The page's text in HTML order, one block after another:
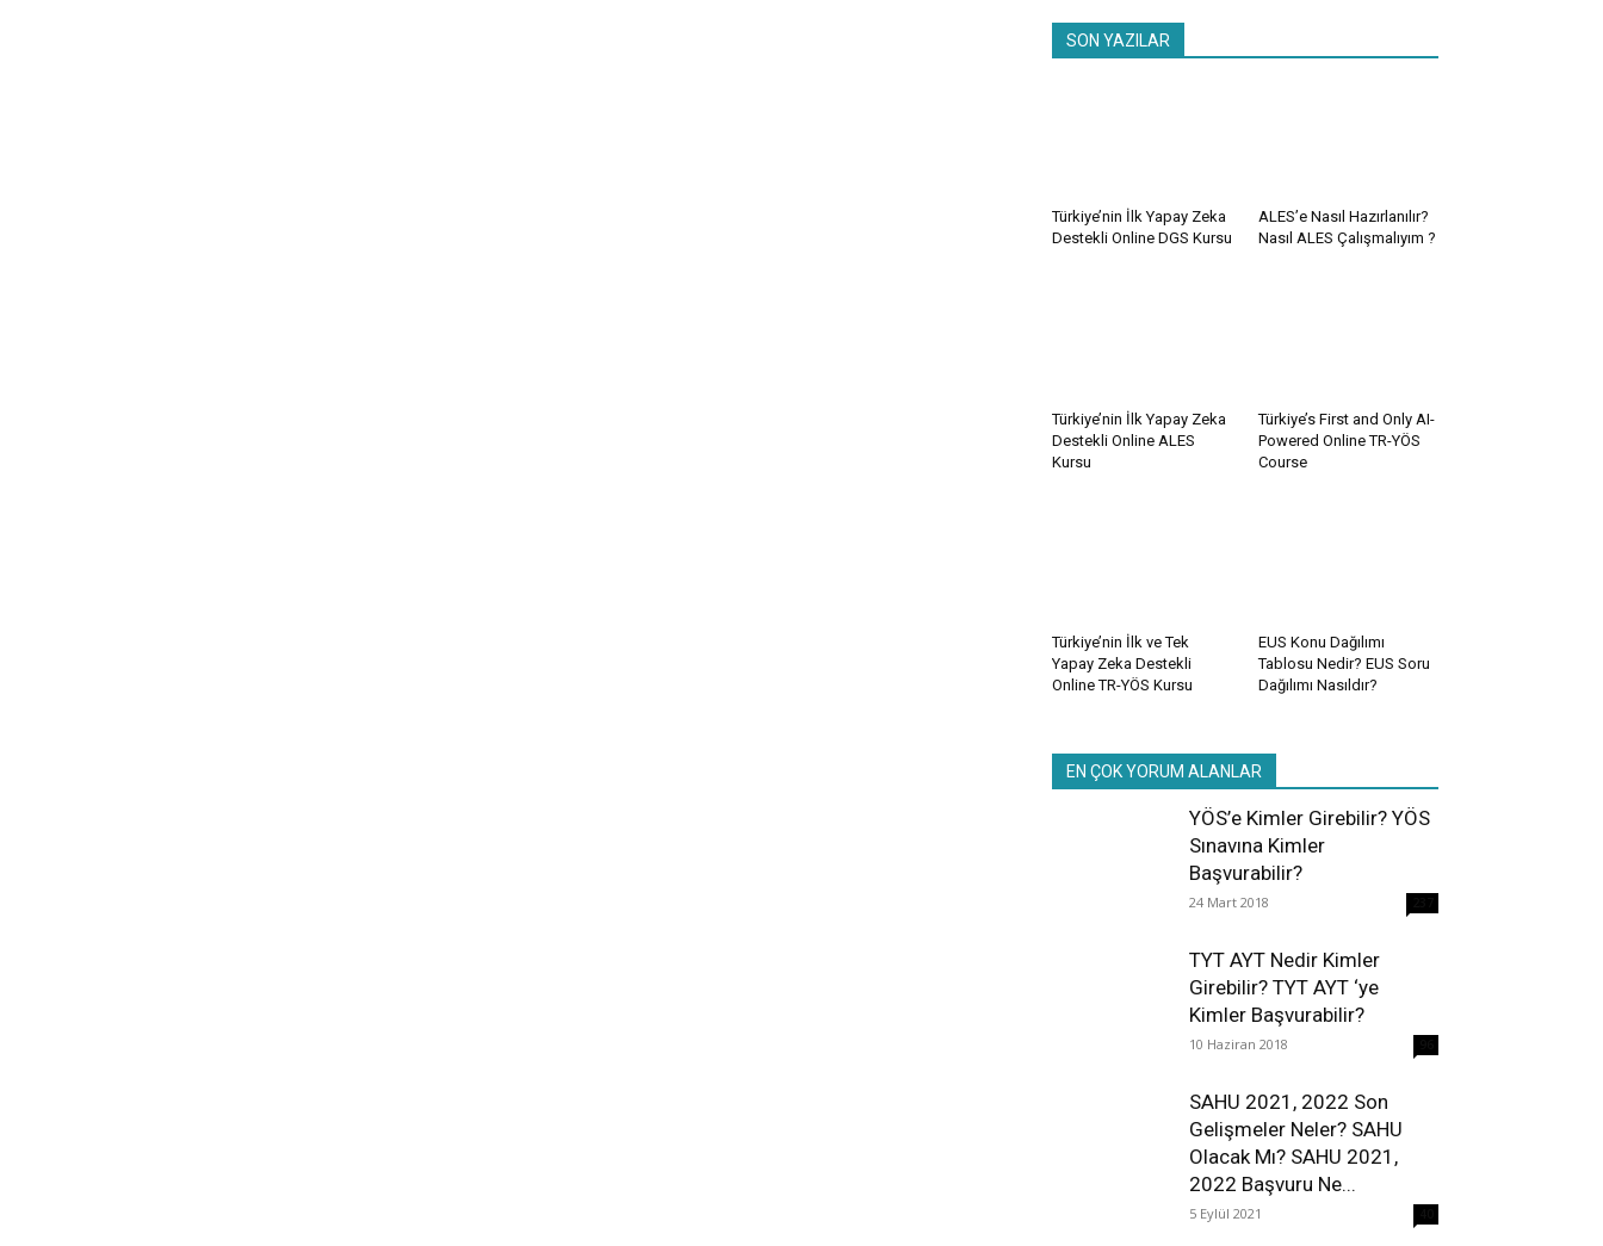
SON YAZILAR
Türkiye’nin İlk Yapay Zeka
Destekli Online DGS Kursu
ALES’e Nasıl Hazırlanılır?
Nasıl ALES Çalışmalıyım ?
Türkiye’nin İlk Yapay Zeka
Destekli Online ALES
Kursu
Türkiye’s First and Only AI-
Powered Online TR-YÖS
Course
Türkiye’nin İlk ve Tek
Yapay Zeka Destekli
Online TR-YÖS Kursu
EUS Konu Dağılımı
Tablosu Nedir? EUS Soru
Dağılımı Nasıldır?
EN ÇOK YORUM ALANLAR
YÖS’e Kimler Girebilir? YÖS
Sınavına Kimler
Başvurabilir?
24 Mart 2018
TYT AYT Nedir Kimler
Girebilir? TYT AYT ‘ye
Kimler Başvurabilir?
10 Haziran 2018
SAHU 2021, 2022 Son
Gelişmeler Neler? SAHU
Olacak Mı? SAHU 2021,
2022 Başvuru Ne...
5 Eylül 2021